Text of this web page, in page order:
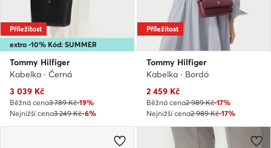
extra -10% Kód: SUMMER
Příležitost
Tommy Hilfiger
Kabelka · Černá
Aktuální cena
3 039 Kč
Běžná cena3 789 Kč-19%
Nejnižší cena3 249 Kč-6%
Příležitost
Tommy Hilfiger
Kabelka · Bordó
Aktuální cena
2 459 Kč
Běžná cena2 989 Kč-17%
Nejnižší cena2 989 Kč-17%